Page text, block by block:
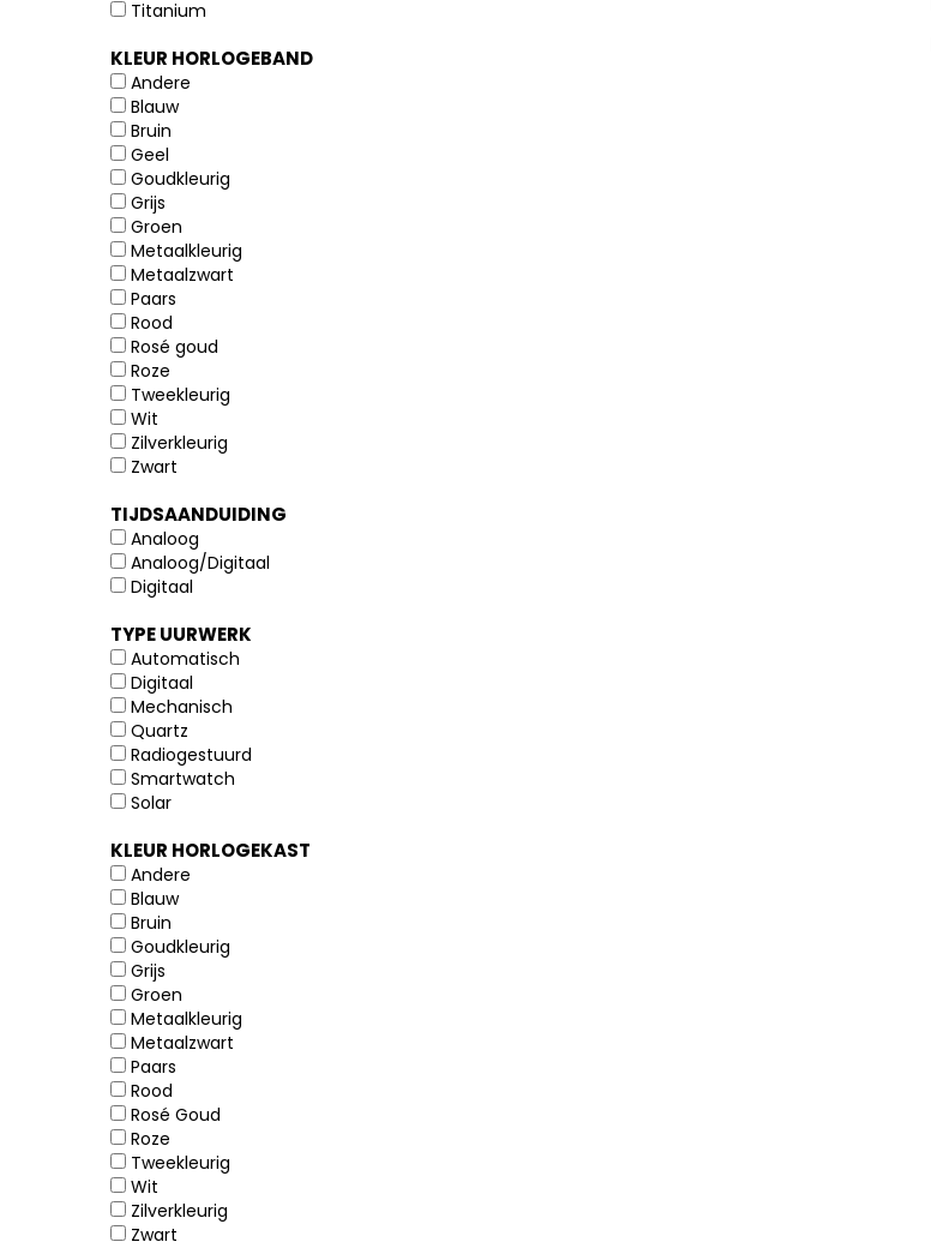
Titanium
KLEUR HORLOGEBAND
Andere
Blauw
Bruin
Geel
Goudkleurig
Grijs
Groen
Metaalkleurig
Metaalzwart
Paars
Rood
Rosé goud
Roze
Tweekleurig
Wit
Zilverkleurig
Zwart
TIJDSAANDUIDING
Analoog
Analoog/Digitaal
Digitaal
TYPE UURWERK
Automatisch
Digitaal
Mechanisch
Quartz
Radiogestuurd
Smartwatch
Solar
KLEUR HORLOGEKAST
Andere
Blauw
Bruin
Goudkleurig
Grijs
Groen
Metaalkleurig
Metaalzwart
Paars
Rood
Rosé Goud
Roze
Tweekleurig
Wit
Zilverkleurig
Zwart